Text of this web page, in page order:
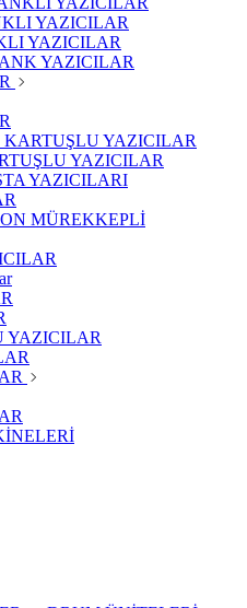
YAZICILAR
YAZICILAR
YAZICILAR
YAZICILAR
YAZICILAR
YAZICILARI
MÜREKKEPLİ
YAZICILAR